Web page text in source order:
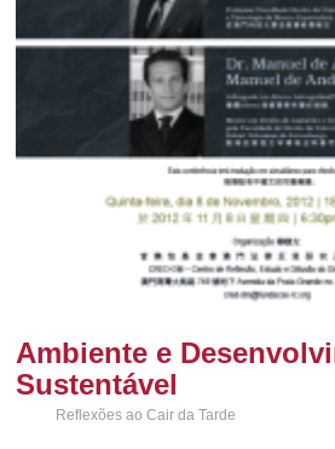
Ambiente e
Sustentável
Reflexões ao Cair da Tarde